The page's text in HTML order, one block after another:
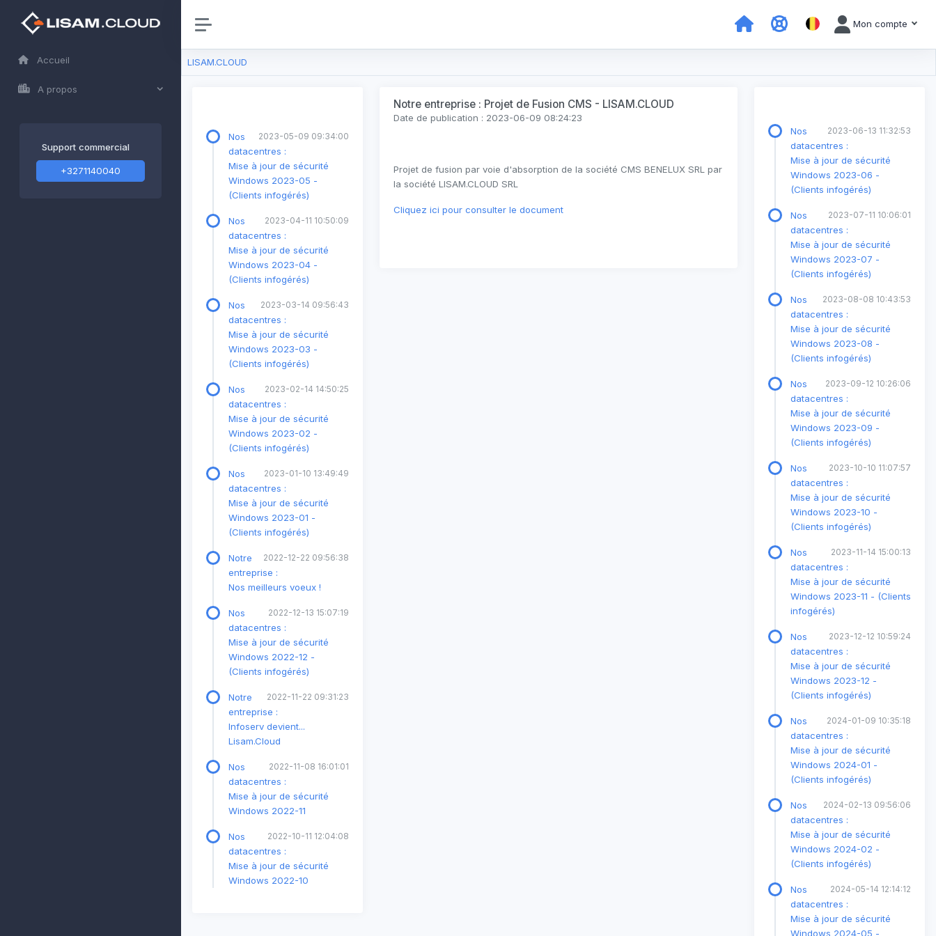
Accueil
A propos
Support commercial
+3271140040
Mon compte
LISAM.CLOUD
2023-05-09 09:34:00
Nos
datacentres :
Mise à jour de sécurité
Windows 2023-05 -
(Clients infogérés)
2023-04-11 10:50:09
Nos
datacentres :
Mise à jour de sécurité
Windows 2023-04 -
(Clients infogérés)
2023-03-14 09:56:43
Nos
datacentres :
Mise à jour de sécurité
Windows 2023-03 -
(Clients infogérés)
2023-02-14 14:50:25
Nos
datacentres :
Mise à jour de sécurité
Windows 2023-02 -
(Clients infogérés)
2023-01-10 13:49:49
Nos
datacentres :
Mise à jour de sécurité
Windows 2023-01 -
(Clients infogérés)
2022-12-22 09:56:38
Notre
entreprise :
Nos meilleurs voeux !
2022-12-13 15:07:19
Nos
datacentres :
Mise à jour de sécurité
Windows 2022-12 -
(Clients infogérés)
2022-11-22 09:31:23
Notre
entreprise :
Infoserv devient...
Lisam.Cloud
2022-11-08 16:01:01
Nos
datacentres :
Mise à jour de sécurité
Windows 2022-11
2022-10-11 12:04:08
Nos
datacentres :
Mise à jour de sécurité
Windows 2022-10
Notre entreprise : Projet de Fusion CMS - LISAM.CLOUD
Date de publication : 2023-06-09 08:24:23
Projet de fusion par voie d'absorption de la société CMS BENELUX SRL par
la société LISAM.CLOUD SRL
Cliquez ici pour consulter le document
2023-06-13 11:32:53
Nos
datacentres :
Mise à jour de sécurité
Windows 2023-06 -
(Clients infogérés)
2023-07-11 10:06:01
Nos
datacentres :
Mise à jour de sécurité
Windows 2023-07 -
(Clients infogérés)
2023-08-08 10:43:53
Nos
datacentres :
Mise à jour de sécurité
Windows 2023-08 -
(Clients infogérés)
2023-09-12 10:26:06
Nos
datacentres :
Mise à jour de sécurité
Windows 2023-09 -
(Clients infogérés)
2023-10-10 11:07:57
Nos
datacentres :
Mise à jour de sécurité
Windows 2023-10 -
(Clients infogérés)
2023-11-14 15:00:13
Nos
datacentres :
Mise à jour de sécurité
Windows 2023-11 - (Clients
infogérés)
2023-12-12 10:59:24
Nos
datacentres :
Mise à jour de sécurité
Windows 2023-12 -
(Clients infogérés)
2024-01-09 10:35:18
Nos
datacentres :
Mise à jour de sécurité
Windows 2024-01 -
(Clients infogérés)
2024-02-13 09:56:06
Nos
datacentres :
Mise à jour de sécurité
Windows 2024-02 -
(Clients infogérés)
2024-05-14 12:14:12
Nos
datacentres :
Mise à jour de sécurité
Windows 2024-05 -